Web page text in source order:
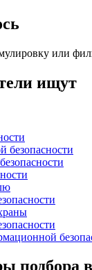
или
ищут
безопасности
подбора